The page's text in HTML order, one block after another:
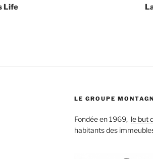
Life
LE GROUPE
Fondée en 1969, le but
habitants des